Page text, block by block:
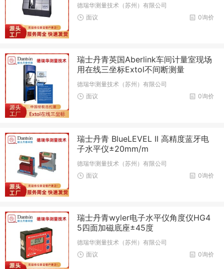
德瑞华测量技术（苏州）有限公司
0询价
面议
瑞士丹青英国Aberlink车间计量室现场
用在线三坐标Extol不间断测量
德瑞华测量技术（苏州）有限公司
0询价
面议
瑞士丹青 BlueLEVEL II 高精度蓝牙电
子水平仪±20mm/m
德瑞华测量技术（苏州）有限公司
0询价
面议
瑞士丹青wyler电子水平仪角度仪HG4
5四面加磁底座±45度
德瑞华测量技术（苏州）有限公司
0询价
面议